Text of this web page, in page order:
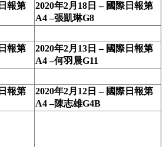
報第
2020年2月18日 – 國際日報第
A4 –張凱琳G8
報第
2020年2月13日 – 國際日報第
A4 –何羽晨G11
報第
2020年2月12日 – 國際日報第
A4 –陳志雄G4B